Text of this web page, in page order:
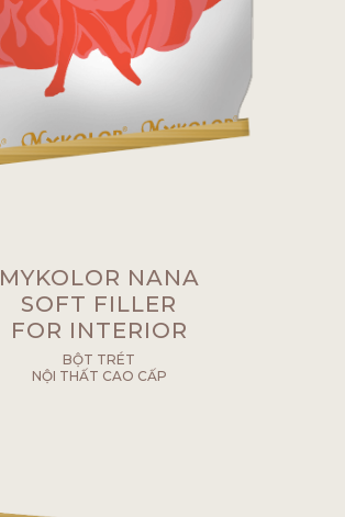
MYKOLOR NANA
SOFT FILLER
FOR INTERIOR
BỘT TRÉT
NỘI THẤT CAO CẤP